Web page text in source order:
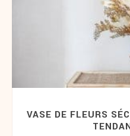
VASE DE FLEURS